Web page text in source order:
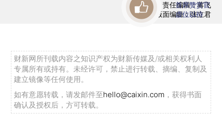
责任编辑：蒋飞
版面编辑：张立君
首席赞赏官
虚位以待
财新网所刊载内容之知识产权为财新传媒及/或相关权利人
专属所有或持有。未经许可，禁止进行转载、摘编、复制及
建立镜像等任何使用。
如有意愿转载，请发邮件至hello@caixin.com ，获得书面
确认及授权后，方可转载。